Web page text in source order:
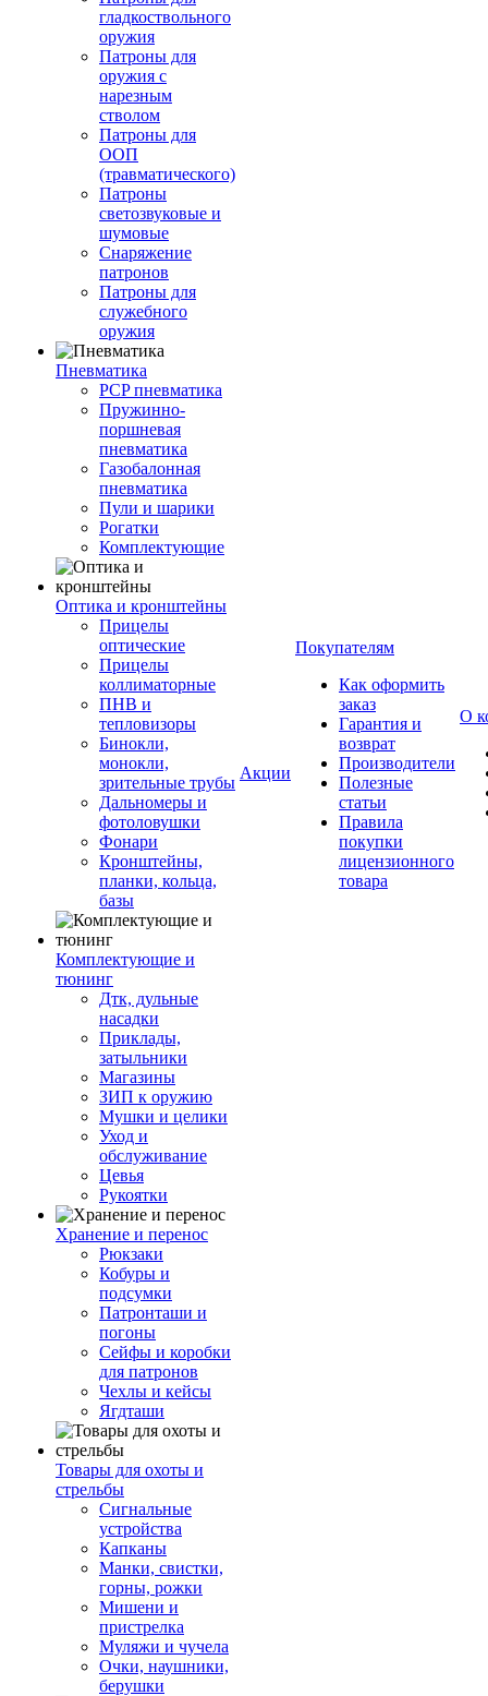
гладкоствольного
оружия
Патроны для
оружия с
нарезным
стволом
Патроны для
ООП
(травматического)
Патроны
светозвуковые и
шумовые
Снаряжение
патронов
Патроны для
служебного
оружия
Пневматика
PCP пневматика
Пружинно-
поршневая
пневматика
Газобалонная
пневматика
Пули и шарики
Рогатки
Комплектующие
Оптика и кронштейны
Прицелы
оптические
Прицелы
коллиматорные
ПНВ и
тепловизоры
Бинокли,
монокли,
зрительные трубы
Дальномеры и
фотоловушки
Фонари
Кронштейны,
планки, кольца,
базы
Комплектующие и
тюнинг
Дтк, дульные
насадки
Приклады,
затыльники
Магазины
ЗИП к оружию
Мушки и целики
Уход и
обслуживание
Цевья
Рукоятки
Хранение и перенос
Рюкзаки
Кобуры и
подсумки
Патронташи и
погоны
Сейфы и коробки
для патронов
Чехлы и кейсы
Ягдташи
Товары для охоты и
стрельбы
Сигнальные
устройства
Капканы
Манки, свистки,
горны, рожки
Мишени и
пристрелка
Муляжи и чучела
Очки, наушники,
берушки
Акции
Покупателям
Как оформить
заказ
Гарантия и
возврат
Производители
Полезные
статьи
Правила
покупки
лицензионного
товара
О